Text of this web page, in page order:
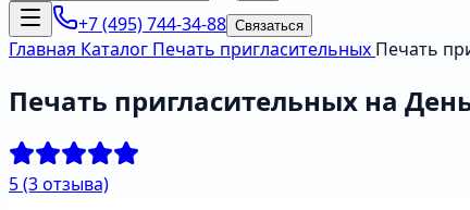
+7 (495) 744-34-88 Связаться
Главная Каталог Печать пригласительных Печать
Печать пригласительных на
5(3 отзыва)